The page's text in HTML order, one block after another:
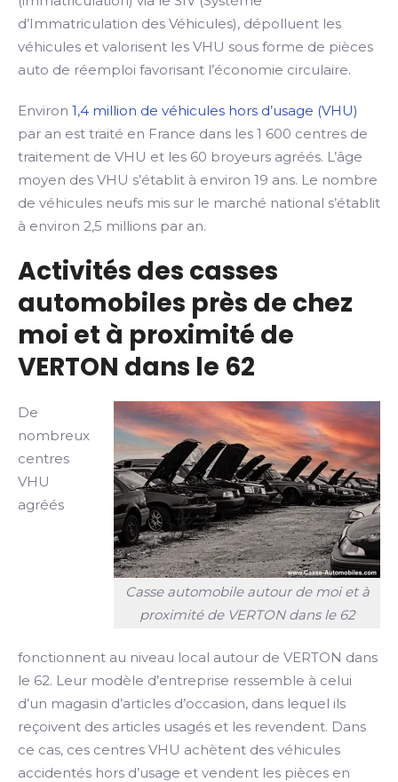
d’Immatriculation des Véhicules), dépolluent les
véhicules et valorisent les VHU sous forme de pièces
auto de réemploi favorisant l’économie circulaire.
Environ 1,4 million de véhicules hors d’usage (VHU)
par an est traité en France dans les 1 600 centres de
traitement de VHU et les 60 broyeurs agréés. L’âge
moyen des VHU s’établit à environ 19 ans. Le nombre
de véhicules neufs mis sur le marché national s’établit
à environ 2,5 millions par an.
Activités des casses
automobiles près de chez
moi et à proximité de
VERTON dans le 62
Casse automobile autour de moi et à
proximité de VERTON dans le 62
De
nombreux
centres
VHU
agréés
fonctionnent au niveau local autour de VERTON dans
le 62. Leur modèle d’entreprise ressemble à celui
d’un magasin d’articles d’occasion, dans lequel ils
reçoivent des articles usagés et les revendent. Dans
ce cas, ces centres VHU achètent des véhicules
accidentés hors d’usage et vendent les pièces en